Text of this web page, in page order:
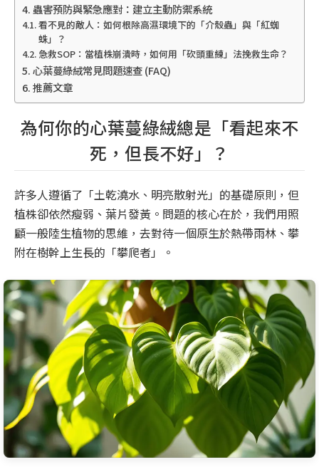
蟲害預防與緊急應對：建立主動防禦系統
看不見的敵人：如何根除高濕環境下的「介殼蟲」與「紅蜘
蛛」？
急救SOP：當植株崩潰時，如何用「砍頭重練」法挽救生命？
心葉蔓綠絨常見問題速查 (FAQ)
推薦文章
為何你的心葉蔓綠絨總是「看起來不
死，但長不好」？
許多人遵循了「土乾澆水、明亮散射光」的基礎原則，但
植株卻依然瘦弱、葉片發黃。問題的核心在於，我們用照
顧一般陸生植物的思維，去對待一個原生於熱帶雨林、攀
附在樹幹上生長的「攀爬者」。